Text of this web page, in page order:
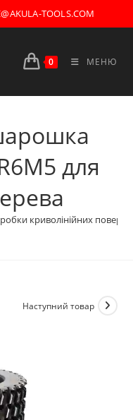
TOOLS.COM
0 МЕНЮ
для
криволінійних
Наступний товар